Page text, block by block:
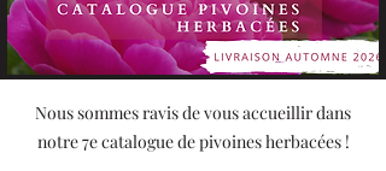
Nous sommes ravis de vous accueillir dans
notre 7e catalogue de pivoines herbacées !